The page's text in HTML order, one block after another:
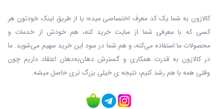
کالازون به شما یک کد معرف اختصاصی میده؛ یا از طریق لینک خودتون هر
کسی که با معرفی شما از سایت خرید کنه، هم خودش از خدمات و
محصولات ما استفاده می‌کنه، و هم شما در سود این خرید سهیم می‌شوید. ما
در کالازون به قدرت همکاری و گسترش دهان‌به‌دهان اعتقاد داریم چون
وقتی همه با هم رشد کنیم، نتیجه ی خیلی بزرگ‌ تری حاصل میشه.